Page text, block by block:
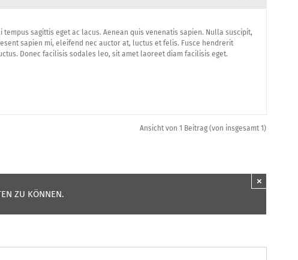
sagittis eget ac lacus. Aenean quis venenatis sapien. Nulla suscipit,
sapien mi, eleifend nec auctor at, luctus et felis. Fusce hendrerit
Donec facilisis sodales leo, sit amet laoreet diam facilisis eget.
Ansicht von 1 Beitrag (von insgesamt 1)
×
ZU KÖNNEN.